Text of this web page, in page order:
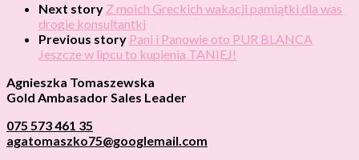
Next story Z moich Greckich wakacji pamiątki dla was
drogie konsultantki
Previous story Pani i Panowie oto PUR BLANCA
Jeszcze w lipcu to kupienia TANIEJ!
Agnieszka Tomaszewska
Gold Ambasador Sales Leader
075 573 461 35
agatomaszko75@googlemail.com